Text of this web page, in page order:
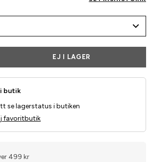
EJ I LAGER
butik
se lagerstatus i butiken
favoritbutik
499 kr